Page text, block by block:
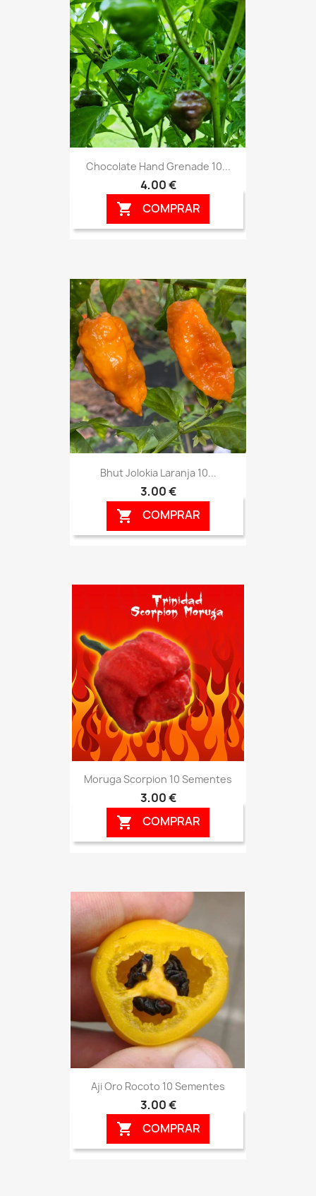
Chocolate Hand Grenade 10...
4,00 €
 COMPRAR
Bhut Jolokia Laranja 10...
3,00 €
 COMPRAR
Moruga Scorpion 10 Sementes
3,00 €
 COMPRAR
Aji Oro Rocoto 10 Sementes
3,00 €
 COMPRAR